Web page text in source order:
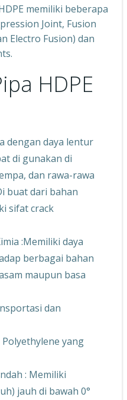
memiliki beberapa
Joint, Fusion
Electro Fusion) dan
HDPE
dengan daya lentur
di gunakan di
dan rawa-rawa
buat dari bahan
sifat crack
:Memiliki daya
berbagai bahan
maupun basa
dan
yang
: Memiliki
jauh di bawah 0°